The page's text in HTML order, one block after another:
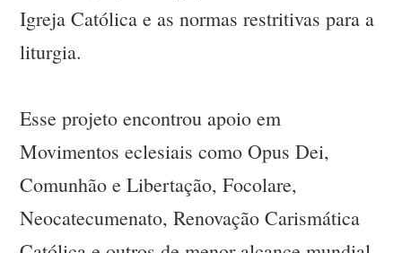
Igreja Católica e as normas restritivas para a
liturgia.
Esse projeto encontrou apoio em
Movimentos eclesiais como Opus Dei,
Comunhão e Libertação, Focolare,
Neocatecumenato, Renovação Carismática